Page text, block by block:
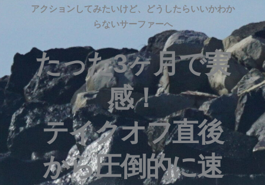
アクションしてみたいけど、どうしたらいいかわか
らないサーファーへ
たった3ヶ月で実
感！
テイクオフ直後
から圧倒的に速